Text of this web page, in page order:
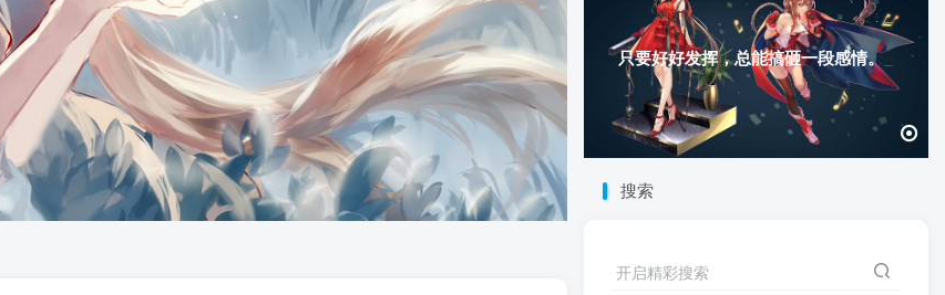
只要好好发挥，总能搞砸一段感情。
搜索
开启精彩搜索